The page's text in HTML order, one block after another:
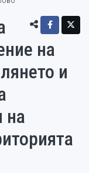
на
и
на